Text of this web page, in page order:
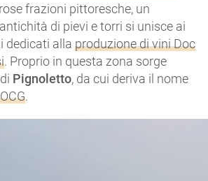
frazioni pittoresche, un
di pievi e torri si unisce ai
dedicati alla produzione di vini Doc
. Proprio in questa zona sorge
Pignoletto, da cui deriva il nome
.